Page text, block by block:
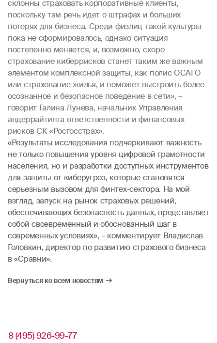
склонны страховать корпоративные клиенты,
поскольку там речь идет о штрафах и больших
потерях для бизнеса. Среди физлиц такой культуры
пока не сформировалось, однако ситуация
постепенно меняется, и, возможно, скоро
страхование киберрисков станет таким же важным
элементом комплексной защиты, как полис ОСАГО
или страхование жилья, и поможет выстроить более
осознанное и безопасное поведение в сети», –
говорит Галина Лунева, начальник Управления
андеррайтинга ответственности и финансовых
рисков СК «Росгосстрах».
«Результаты исследования подчеркивают важность
не только повышения уровня цифровой грамотности
населения, но и разработки доступных инструментов
для защиты от киберугроз, которые становятся
серьезным вызовом для финтех-сектора. На мой
взгляд, запуск на рынок страховых решений,
обеспечивающих безопасность данных, представляет
собой своевременный и обоснованный шаг в
современных условиях», – комментирует Владислав
Головкин, директор по развитию страхового бизнеса
в «Сравни».
Вернуться ко всем новостям
8 (495) 926-99-77